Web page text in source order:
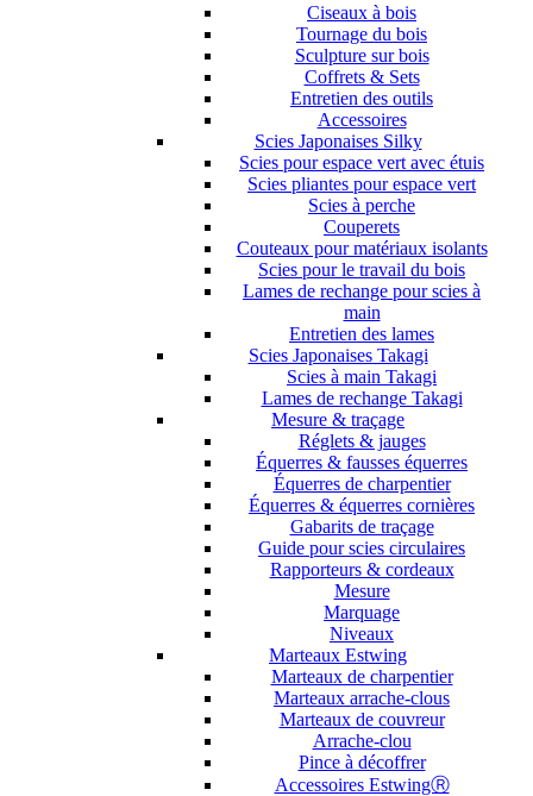
Ciseaux à bois
Tournage du bois
Sculpture sur bois
Coffrets & Sets
Entretien des outils
Accessoires
Scies Japonaises Silky
Scies pour espace vert avec étuis
Scies pliantes pour espace vert
Scies à perche
Couperets
Couteaux pour matériaux isolants
Scies pour le travail du bois
Lames de rechange pour scies à
main
Entretien des lames
Scies Japonaises Takagi
Scies à main Takagi
Lames de rechange Takagi
Mesure & traçage
Réglets & jauges
Équerres & fausses équerres
Équerres de charpentier
Équerres & équerres cornières
Gabarits de traçage
Guide pour scies circulaires
Rapporteurs & cordeaux
Mesure
Marquage
Niveaux
Marteaux Estwing
Marteaux de charpentier
Marteaux arrache-clous
Marteaux de couvreur
Arrache-clou
Pince à décoffrer
Accessoires EstwingⓇ